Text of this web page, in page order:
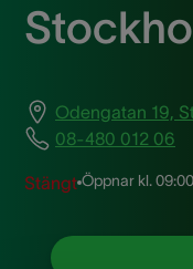
Odengatan 19,
08-480 012 06
Stängt Öppnar kl.09:00